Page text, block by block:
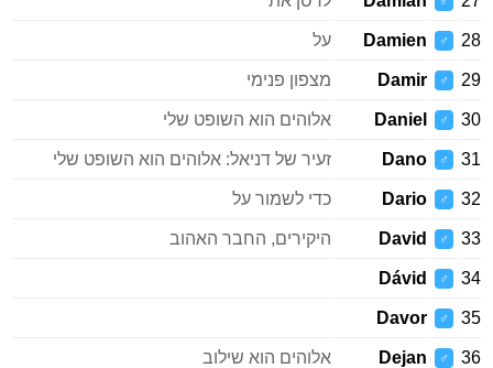
28
♂
Damien על
29
♂
Damir מצפון פנימי
30
♂
Daniel אלוהים הוא השופט שלי
31
♂
Dano זעיר של דניאל: אלוהים הוא השופט שלי
32
♂
Dario כדי לשמור על
33
♂
David היקירים, החבר האהוב
34
♂
Dávid
35
♂
Davor
36
♂
Dejan אלוהים הוא שילוב